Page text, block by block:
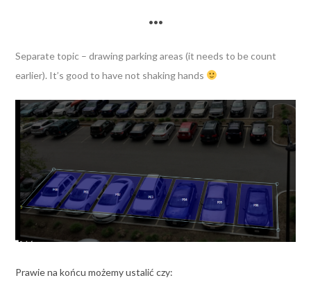
•••
Separate topic – drawing parking areas (it needs to be count
earlier). It’s good to have not shaking hands
Prawie na końcu możemy ustalić czy: